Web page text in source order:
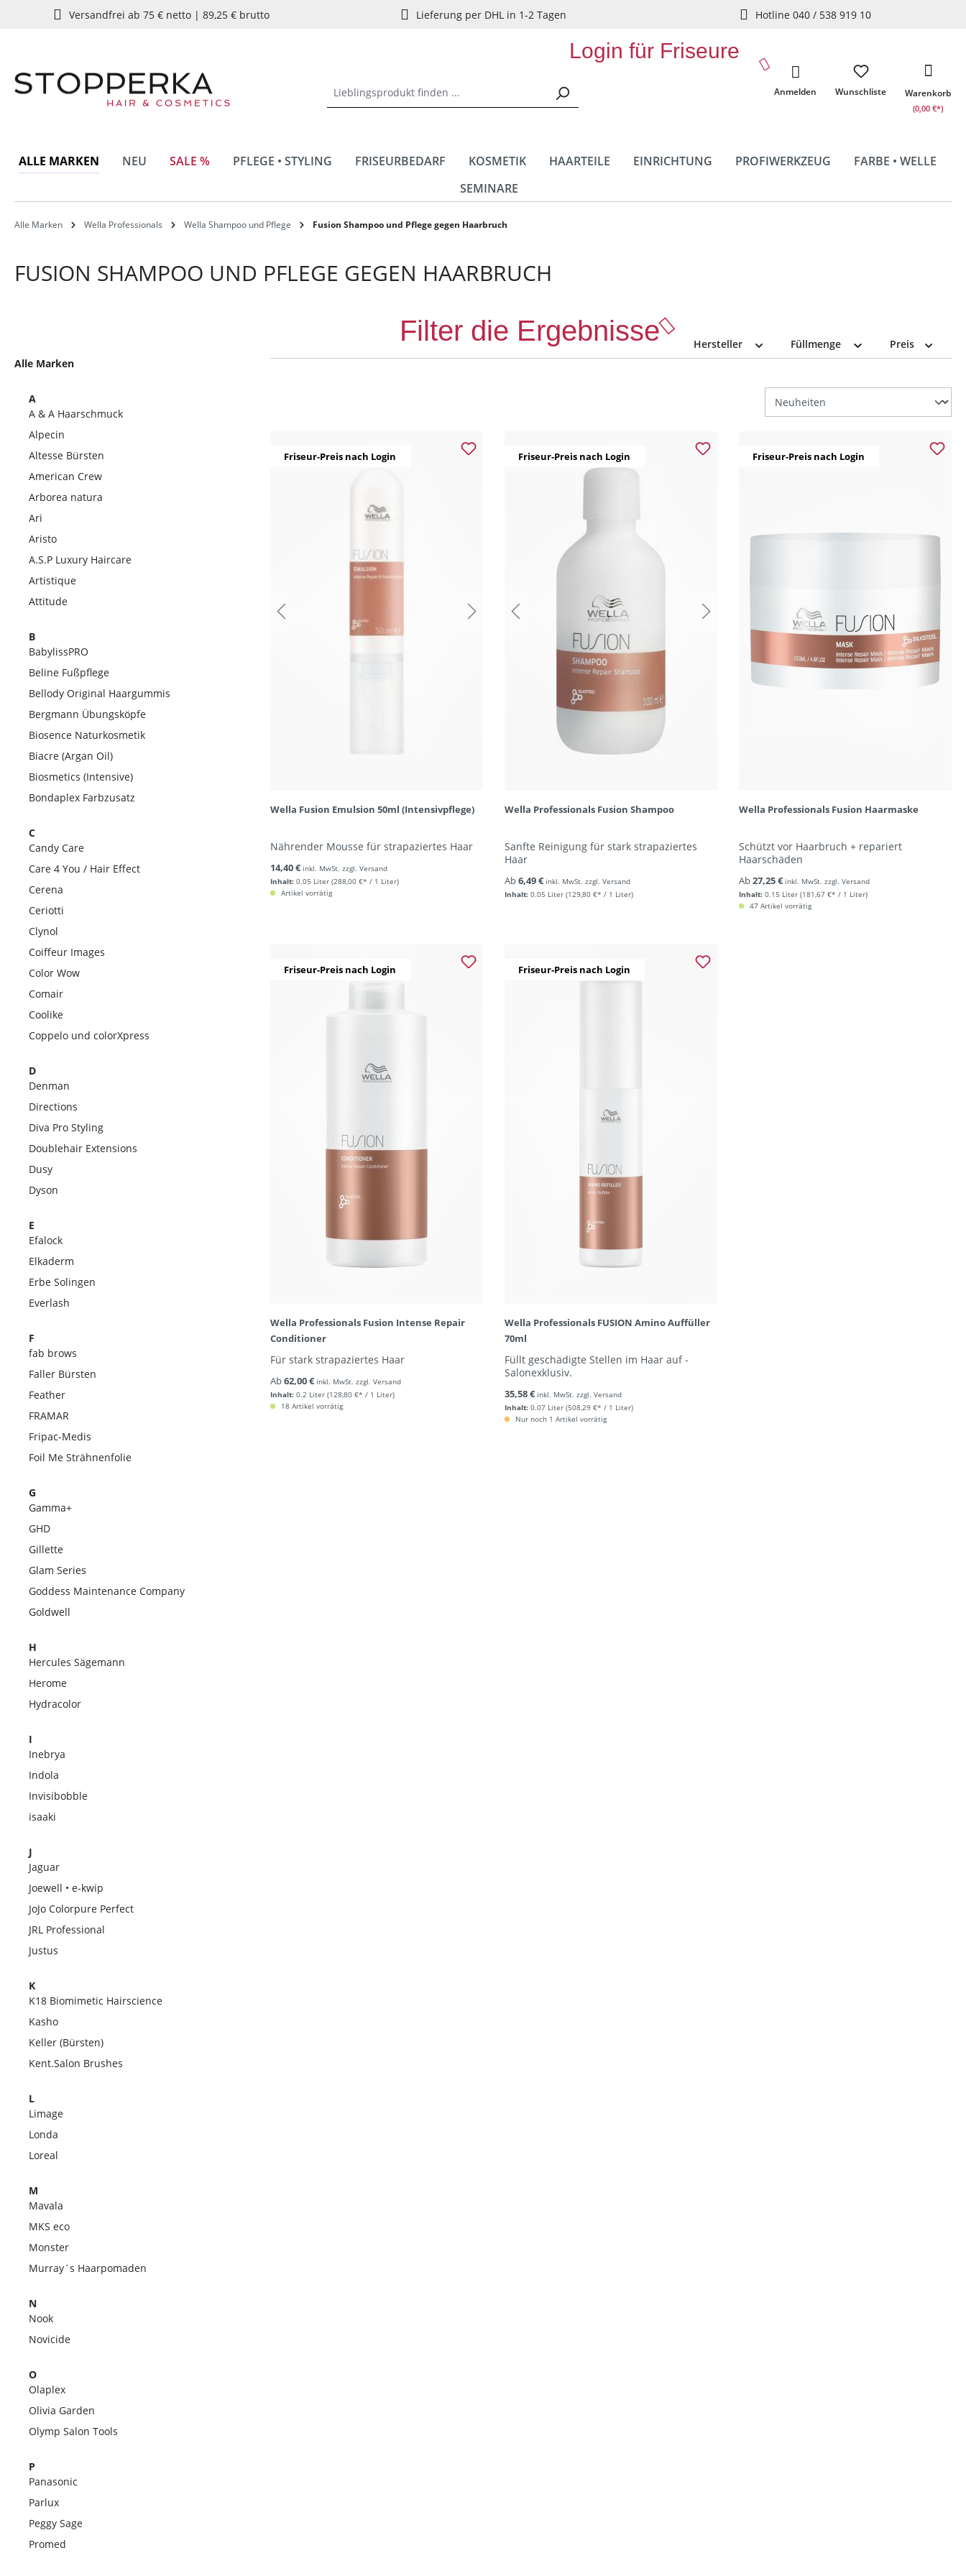
Zur Hauptnavigation springen
Versandfrei ab 75 € netto | 89,25 € brutto Lieferung per DHL in 1-2 Tagen Hotline 040 / 538 919 10
Login für Friseure
Wunschliste
Anmelden Warenkorb
(0,00 €*)
ALLE MARKEN NEU SALE % PFLEGE • STYLING FRISEURBEDARF KOSMETIK HAARTEILE EINRICHTUNG PROFIWERKZEUG
FARBE • WELLE
SEMINARE
Alle Marken Wella Professionals Wella Shampoo und Pflege Fusion Shampoo und Pflege gegen Haarbruch
FUSION SHAMPOO UND PFLEGE GEGEN HAARBRUCH
Alle Marken
A
A & A Haarschmuck
Alpecin
Altesse Bürsten
American Crew
Arborea natura
Ari
Aristo
A.S.P Luxury Haircare
Artistique
Attitude
B
BabylissPRO
Beline Fußpflege
Bellody Original Haargummis
Bergmann Übungsköpfe
Biosence Naturkosmetik
Biacre (Argan Oil)
Biosmetics (Intensive)
Bondaplex Farbzusatz
C
Candy Care
Care 4 You / Hair Effect
Cerena
Ceriotti
Clynol
Coiffeur Images
Color Wow
Comair
Coolike
Coppelo und colorXpress
D
Denman
Directions
Diva Pro Styling
Doublehair Extensions
Dusy
Dyson
E
Efalock
Elkaderm
Erbe Solingen
Everlash
F
fab brows
Faller Bürsten
Feather
FRAMAR
Fripac-Medis
Foil Me Strähnenfolie
G
Gamma+
GHD
Gillette
Glam Series
Goddess Maintenance Company
Goldwell
H
Hercules Sägemann
Herome
Hydracolor
I
Inebrya
Indola
Invisibobble
isaaki
J
Jaguar
Joewell • e-kwip
JoJo Colorpure Perfect
JRL Professional
Justus
K
K18 Biomimetic Hairscience
Kasho
Keller (Bürsten)
Kent.Salon Brushes
L
Limage
Londa
Loreal
M
Mavala
MKS eco
Monster
Murray´s Haarpomaden
N
Nook
Novicide
O
Olaplex
Olivia Garden
Olymp Salon Tools
P
Panasonic
Parlux
Peggy Sage
Promed
Filter die Ergebnisse Hersteller Füllmenge Preis
Friseur-Preis nach Login
Wella Fusion Emulsion 50ml (Intensivpflege)
Nährender Mousse für strapaziertes Haar
Inhalt: 0.05 Liter (288,00 €* / 1 Liter)
14,40 € inkl. MwSt. zzgl. Versand
Artikel vorrätig
Friseur-Preis nach Login
Wella Professionals Fusion Shampoo
Sanfte Reinigung für stark strapaziertes
Haar
Inhalt: 0.05 Liter (129,80 €* / 1 Liter)
Ab6,49 € inkl. MwSt. zzgl. Versand
Friseur-Preis nach Login
Wella Professionals Fusion Haarmaske
Schützt vor Haarbruch + repariert
Haarschäden
Inhalt: 0.15 Liter (181,67 €* / 1 Liter)
Ab27,25 € inkl. MwSt. zzgl. Versand
47 Artikel vorrätig
Friseur-Preis nach Login
Wella Professionals Fusion Intense Repair
Conditioner
Für stark strapaziertes Haar
Inhalt: 0.2 Liter (128,80 €* / 1 Liter)
Ab62,00 € inkl. MwSt. zzgl. Versand
18 Artikel vorrätig
Friseur-Preis nach Login
Wella Professionals FUSION Amino Auffüller
70ml
Füllt geschädigte Stellen im Haar auf -
Salonexklusiv.
Inhalt: 0.07 Liter (508,29 €* / 1 Liter)
35,58 € inkl. MwSt. zzgl. Versand
Nur noch 1 Artikel vorrätig